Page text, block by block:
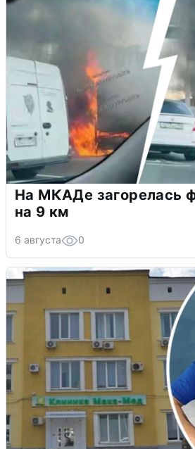
На МКАДе загорелась
на 9 км
6 августа 0